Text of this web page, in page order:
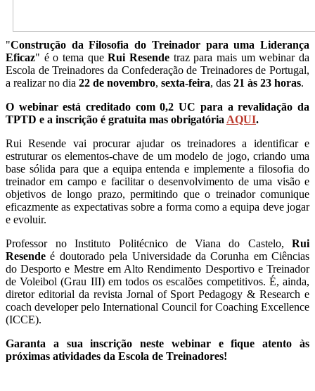
"Construção da Filosofia do Treinador para uma Liderança
Eficaz" é o tema queRui Resende traz para mais um webinar da
Escola de Treinadores da Confederação de Treinadores de Portugal,
a realizar no dia 22 de novembro, sexta-feira, das 21 às 23 horas.
O webinar está creditado com 0,2 UC para a revalidação da
TPTD e a inscrição é gratuita mas obrigatória AQUI.
Rui Resende vai procurar ajudar os treinadores a identificar e
estruturar os elementos-chave de um modelo de jogo, criando uma
base sólida para que a equipa entenda e implemente a filosofia do
treinador em campo e facilitar o desenvolvimento de uma visão e
objetivos de longo prazo, permitindo que o treinador comunique
eficazmente as expectativas sobre a forma como a equipa deve jogar
e evoluir.
Professor no Instituto Politécnico de Viana do Castelo, Rui
Resende é doutorado pela Universidade da Corunha em Ciências
do Desporto e Mestre em Alto Rendimento Desportivo e Treinador
de Voleibol (Grau III) em todos os escalões competitivos. É, ainda,
diretor editorial da revista Jornal of Sport Pedagogy & Research e
coach developer pelo International Council for Coaching Excellence
(ICCE).
Garanta a sua inscrição neste webinar e fique atento às
próximas atividades da Escola de Treinadores!